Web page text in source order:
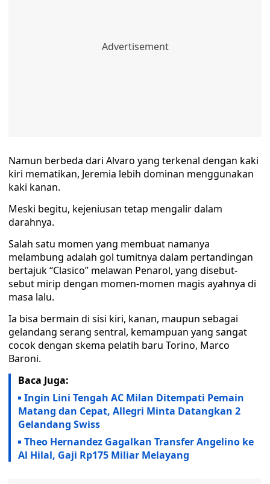
Namun berbeda dari Alvaro yang terkenal dengan kaki
kiri mematikan, Jeremia lebih dominan menggunakan
kaki kanan.
Meski begitu, kejeniusan tetap mengalir dalam
darahnya.
Salah satu momen yang membuat namanya
melambung adalah gol tumitnya dalam pertandingan
bertajuk “Clasico” melawan Penarol, yang disebut-
sebut mirip dengan momen-momen magis ayahnya di
masa lalu.
Ia bisa bermain di sisi kiri, kanan, maupun sebagai
gelandang serang sentral, kemampuan yang sangat
cocok dengan skema pelatih baru Torino, Marco
Baroni.
Baca Juga:
Ingin Lini Tengah AC Milan Ditempati Pemain
Matang dan Cepat, Allegri Minta Datangkan 2
Gelandang Swiss
Theo Hernandez Gagalkan Transfer Angelino ke
Al Hilal, Gaji Rp175 Miliar Melayang